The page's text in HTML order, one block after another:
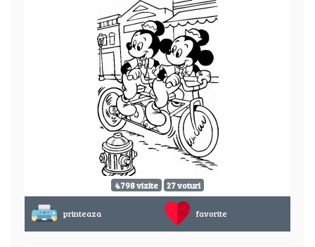
4798 vizite 27 voturi
printeaza favorite